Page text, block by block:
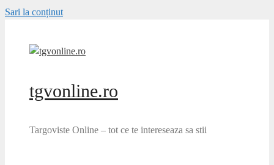
Sari la conținut
tgvonline.ro
Targoviste Online – tot ce te intereseaza sa stii